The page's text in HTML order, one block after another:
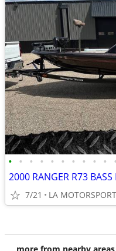
• • • • • • • • • • •
7/21 LA